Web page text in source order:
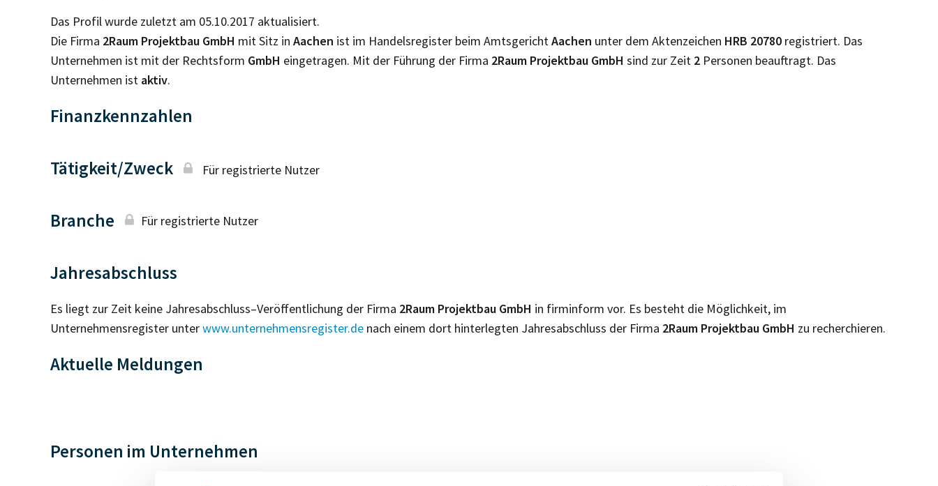
Das Profil wurde zuletzt am 05.10.2017 aktualisiert.
Die Firma 2Raum Projektbau GmbH mit Sitz in Aachen ist im Handelsregister beim AmtsgerichtAachen unter dem Aktenzeichen HRB 20780 registriert. Das
Unternehmen ist mit der Rechtsform GmbH eingetragen. Mit der Führung der Firma 2Raum Projektbau GmbH sind zur Zeit 2 Personen beauftragt. Das
Unternehmen ist aktiv.
Finanzkennzahlen
Tätigkeit/Zweck Für registrierte Nutzer
Branche Für registrierte Nutzer
Jahresabschluss
Es liegt zur Zeit keine Jahresabschluss–Veröffentlichung der Firma 2Raum Projektbau GmbH in firminform vor. Es besteht die Möglichkeit, im
Unternehmensregister unterwww.unternehmensregister.de nach einem dort hinterlegten Jahresabschluss der Firma 2Raum Projektbau GmbH zu recherchieren.
Aktuelle Meldungen
Personen im Unternehmen